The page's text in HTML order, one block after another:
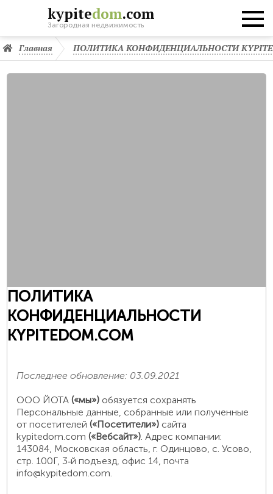
kypitedom.com
Загородная недвижимость
Главная ПОЛИТИКА КОНФИДЕНЦИАЛЬНОСТИ
ПОЛИТИКА
КОНФИДЕНЦИАЛЬНОСТИ
KYPITEDOM.COM
Последнее обновление: 03.09.2021
ООО ЙОТА («мы») обязуется сохранять
Персональные данные, собранные или полученные
от посетителей («Посетители») сайта
kypitedom.com («Вебсайт»). Адрес компании:
143084, Московская область, г. Одинцово, с. Усово,
стр. 100Г, 3‑й подъезд, офис 14, почта
info@kypitedom.com.